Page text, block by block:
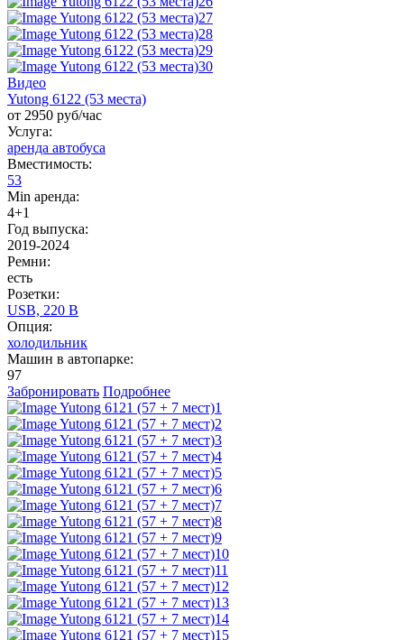
Видео
Yutong 6122 (53 места)
от 2950 руб/час
Услуга:
аренда автобуса
Вместимость:
53
Min аренда:
4+1
Год выпуска:
2019-2024
Ремни:
есть
Розетки:
USB, 220 B
Опция:
холодильник
Машин в автопарке:
97
Забронировать Подробнее